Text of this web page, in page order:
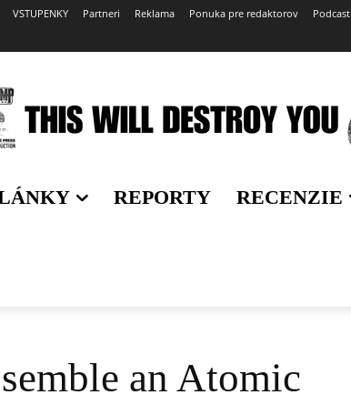
VSTUPENKY Partneri Reklama Ponuka pre redaktorov Podcast
REPORTY RECENZIE
an Atomic